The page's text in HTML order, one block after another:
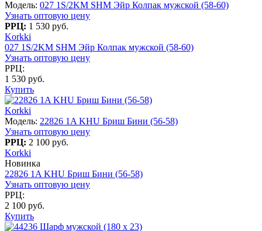
Модель: 027 1S/2KM SHM Эйр Колпак мужской (58-60)
Узнать оптовую цену
РРЦ: 1 530 руб.
Korkki
027 1S/2KM SHM Эйр Колпак мужской (58-60)
Узнать оптовую цену
РРЦ:
1 530 руб.
Купить
Korkki
Модель: 22826 1A KHU Бриш Бини (56-58)
Узнать оптовую цену
РРЦ: 2 100 руб.
Korkki
Новинка
22826 1A KHU Бриш Бини (56-58)
Узнать оптовую цену
РРЦ:
2 100 руб.
Купить